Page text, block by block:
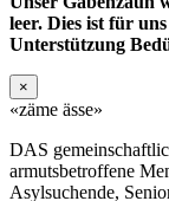
leer. Dies ist für
Unterstützung
×
«zäme ässe»
DAS
armutsbetroffene
Asylsuchende,